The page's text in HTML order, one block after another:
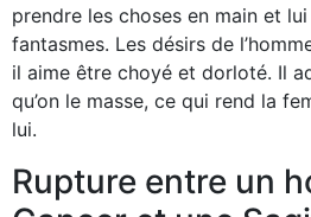
prendre les choses en main et
fantasmes. Les désirs de
il aime être choyé et dorloté. Il
qu’on le masse, ce qui rend la
lui.
Rupture entre un